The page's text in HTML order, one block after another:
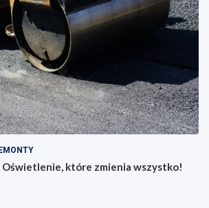
Oświetlenie, które zmienia wszystko!